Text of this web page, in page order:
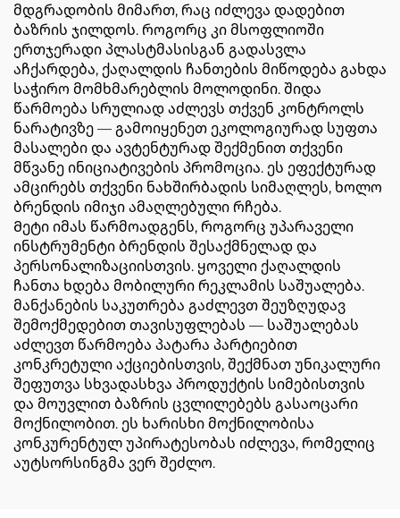
მდგრადობის მიმართ, რაც იძლევა დადებით
ბაზრის ჯილდოს. როგორც კი მსოფლიოში
ერთჯერადი პლასტმასისგან გადასვლა
აჩქარდება, ქაღალდის ჩანთების მიწოდება გახდა
საჭირო მომხმარებლის მოლოდინი. შიდა
წარმოება სრულიად აძლევს თქვენ კონტროლს
ნარატივზე — გამოიყენეთ ეკოლოგიურად სუფთა
მასალები და ავტენტურად შექმენით თქვენი
მწვანე ინიციატივების პრომოცია. ეს ეფექტურად
ამცირებს თქვენი ნახშირბადის სიმაღლეს, ხოლო
ბრენდის იმიჯი ამაღლებული რჩება.
Მეტი იმას წარმოადგენს, როგორც უპარაველი
ინსტრუმენტი ბრენდის შესაქმნელად და
პერსონალიზაციისთვის. ყოველი ქაღალდის
ჩანთა ხდება მობილური რეკლამის საშუალება.
მანქანების საკუთრება გაძლევთ შეუზღუდავ
შემოქმედებით თავისუფლებას — საშუალებას
აძლევთ წარმოება პატარა პარტიებით
კონკრეტული აქციებისთვის, შექმნათ უნიკალური
შეფუთვა სხვადასხვა პროდუქტის სიმებისთვის
და მოუვლით ბაზრის ცვლილებებს გასაოცარი
მოქნილობით. ეს ხარისხი მოქნილობისა
კონკურენტულ უპირატესობას იძლევა, რომელიც
აუტსორსინგმა ვერ შეძლო.